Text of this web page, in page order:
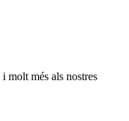
molt més als nostres